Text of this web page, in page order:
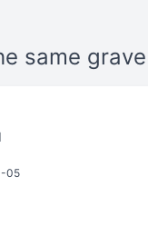
same grave
05